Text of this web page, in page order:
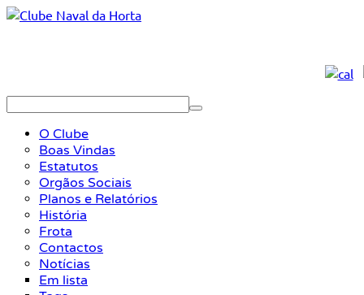
O Clube
Boas Vindas
Estatutos
Orgãos Sociais
Planos e Relatórios
História
Frota
Contactos
Notícias
Em lista